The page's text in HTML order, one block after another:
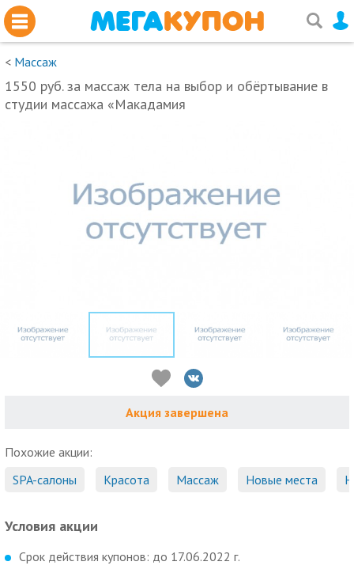
< Массаж
1550 руб. за массаж тела на выбор и обёртывание в
студии массажа «Макадамия
Акция завершена
Похожие акции:
SPA-салоны
Красота Массаж Новые места
Условия акции
Срок действия купонов: до 17.06.2022 г.